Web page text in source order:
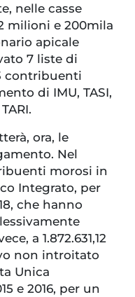
nelle casse
milioni e 200mila
apicale
7 liste di
contribuenti
di IMU, TASI,
ora, le
Nel
morosi in
Integrato, per
che hanno
a 1.872.631,12
non introitato
Unica
e 2016, per un